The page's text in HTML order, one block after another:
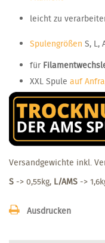
leicht zu
Spulengrößen S, L,
für
XXL Spule auf
Versandgewichte inkl.
S -> 0,55kg, L/AMS ->
Ausdrucken